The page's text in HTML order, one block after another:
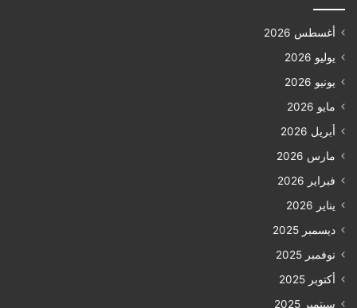
أغسطس 2026
يوليو 2026
يونيو 2026
مايو 2026
أبريل 2026
مارس 2026
فبراير 2026
يناير 2026
ديسمبر 2025
نوفمبر 2025
أكتوبر 2025
سبتمبر 2025